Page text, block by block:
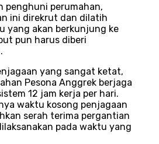
penghuni perumahan,
ini direkrut dan dilatih
yang akan berkunjung ke
pun harus diberi
yang sangat ketat,
Pesona Anggrek berjaga
12 jam kerja per hari.
waktu kosong penjagaan
serah terima pergantian
pada waktu yang